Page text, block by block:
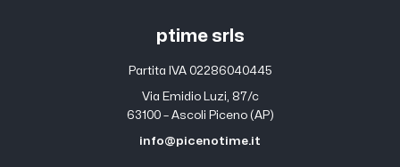
ptime srls
Partita IVA 02286040445
Via Emidio Luzi, 87/c
63100 – Ascoli Piceno (AP)
info@picenotime.it